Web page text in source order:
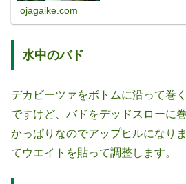
ojagaike.com
水中のバド
デカビーツァをボトムに沿って巻
ですけど、バドをデッドスローに
かっぱりなのでアップヒルになり
てウエイトを貼って調整します。